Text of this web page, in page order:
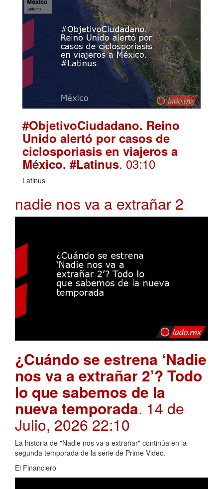
#ObjetivoCiudadano. Reino
Unido alertó por casos de
ciclosporiasis en viajeros a
México. #Latinus. 03:10
Latinus
nadie nos va a extrañar 2
¿Cuándo se estrena ‘Nadie
nos va a extrañar 2’? Todo
lo que sabemos de la
nueva temporada. 14 de
Julio, 2026 22:10
La historia de "Nadie nos va a extrañar" continúa en la
segunda temporada de la serie de Prime Video.
El Financiero